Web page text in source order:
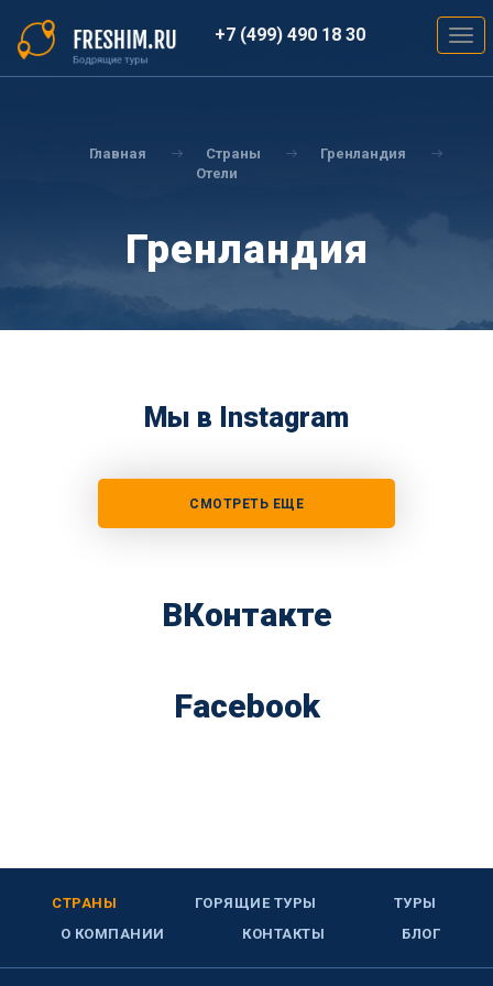
основному
содержанию
+7 (499) 490 18 30
Главная Страны
Гренландия
Отели
Гренландия
Мы в Instagram
СМОТРЕТЬ ЕЩЕ
ВКонтакте
Facebook
СТРАНЫ ГОРЯЩИЕ ТУРЫ
ТУРЫ
О КОМПАНИИ
КОНТАКТЫ БЛОГ